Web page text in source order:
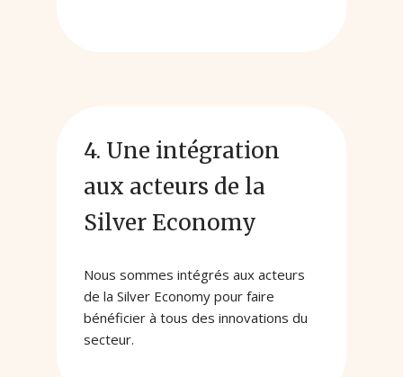
4. Une intégration
aux acteurs de la
Silver Economy
Nous sommes intégrés aux acteurs
de la Silver Economy pour faire
bénéficier à tous des innovations du
secteur.